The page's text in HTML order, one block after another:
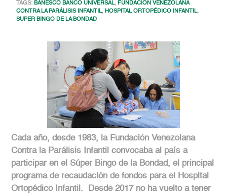
TAGS:BANESCO BANCO UNIVERSAL, FUNDACIÓN VENEZOLANA
CONTRA LA PARÁLISIS INFANTIL,HOSPITAL ORTOPÉDICO INFANTIL,
SUPER BINGO DE LA BONDAD
Cada año, desde 1983, la Fundación Venezolana
Contra la Parálisis Infantil convocaba al país a
participar en el Súper Bingo de la Bondad, el principal
programa de recaudación de fondos para el Hospital
Ortopédico Infantil. Desde 2017 no ha vuelto a tener